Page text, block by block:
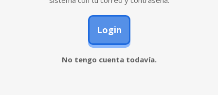
Login
No tengo cuenta todavía.